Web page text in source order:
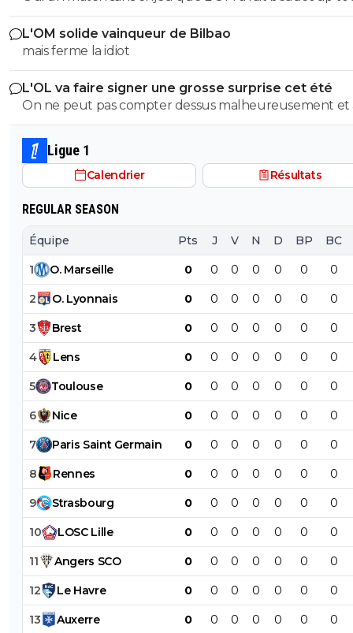
a 2 -1 il a fait rentrer que des jeunes
L'OM solide vainqueur de Bilbao
mais ferme la idiot
L'OL va faire signer une grosse surprise cet été
On ne peut pas compter dessus malheureusement et
son prêt ça a permis de prendre le latéral droit suisse.
Ligue 1
Calendrier Résultats
REGULAR SEASON
Équipe Pts J V N D BP BC
1 O. Marseille 0 0 0 0 0 0 0
2 O. Lyonnais 0 0 0 0 0 0 0
3 Brest 0 0 0 0 0 0 0
4 Lens 0 0 0 0 0 0 0
5 Toulouse 0 0 0 0 0 0 0
6 Nice 0 0 0 0 0 0 0
7 Paris Saint Germain 0 0 0 0 0 0 0
8 Rennes 0 0 0 0 0 0 0
9 Strasbourg 0 0 0 0 0 0 0
10 LOSC Lille 0 0 0 0 0 0 0
11 Angers SCO 0 0 0 0 0 0 0
12 Le Havre 0 0 0 0 0 0 0
13 Auxerre 0 0 0 0 0 0 0